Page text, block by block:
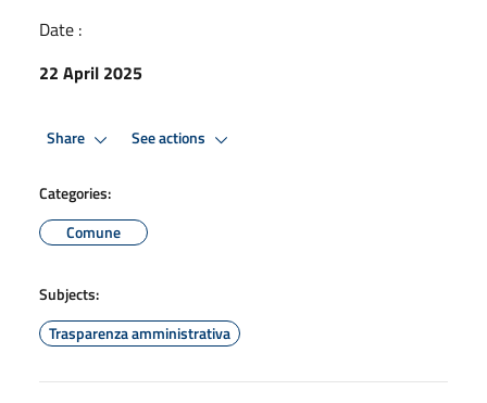
Date :
22 April 2025
Share See actions
Categories:
Comune
Subjects:
Trasparenza amministrativa